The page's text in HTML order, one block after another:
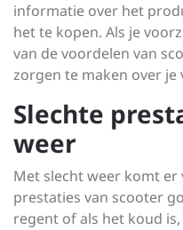
informatie over het
het te kopen. Als je
van de voordelen van
zorgen te maken over je
Slechte
weer
Met slecht weer komt er
prestaties van scooter
regent of als het koud